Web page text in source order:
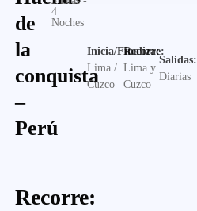
de
la
conquista
–
Perú
4
Noches
Inicia/Finaliza:
Lima /
Cuzco
Recorre:
Lima y
Cuzco
Salidas:
Diarias
Recorre: